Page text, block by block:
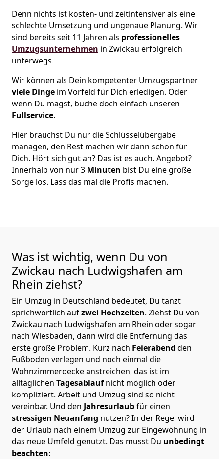
Denn nichts ist kosten- und zeitintensiver als eine
schlechte Umsetzung und ungenaue Planung. Wir
sind bereits seit 11 Jahren als professionelles
Umzugsunternehmen in Zwickau erfolgreich
unterwegs.
Wir können als Dein kompetenter Umzugspartner
viele Dinge im Vorfeld für Dich erledigen. Oder
wenn Du magst, buche doch einfach unseren
Fullservice.
Hier brauchst Du nur die Schlüsselübergabe
managen, den Rest machen wir dann schon für
Dich. Hört sich gut an? Das ist es auch. Angebot?
Innerhalb von nur 3 Minuten bist Du eine große
Sorge los. Lass das mal die Profis machen.
Was ist wichtig, wenn Du von
Zwickau nach Ludwigshafen am
Rhein ziehst?
Ein Umzug in Deutschland bedeutet, Du tanzt
sprichwörtlich aufzwei Hochzeiten. Ziehst Du von
Zwickau nach Ludwigshafen am Rhein oder sogar
nach Wiesbaden, dann wird die Entfernung das
erste große Problem. Kurz nach Feierabend den
Fußboden verlegen und noch einmal die
Wohnzimmerdecke anstreichen, das ist im
alltäglichen Tagesablaufnicht möglich oder
kompliziert. Arbeit und Umzug sind so nicht
vereinbar. Und den Jahresurlaubfür einen
stressigen Neuanfang nutzen? In der Regel wird
der Urlaub nach einem Umzug zur Eingewöhnung in
das neue Umfeld genutzt. Das musst Du unbedingt
beachten: